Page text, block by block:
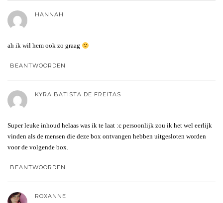
HANNAH
ah ik wil hem ook zo graag
BEANTWOORDEN
KYRA BATISTA DE FREITAS
Super leuke inhoud helaas was ik te laat :c persoonlijk zou ik het wel eerlijk
vinden als de mensen die deze box ontvangen hebben uitgesloten worden
voor de volgende box.
BEANTWOORDEN
ROXANNE